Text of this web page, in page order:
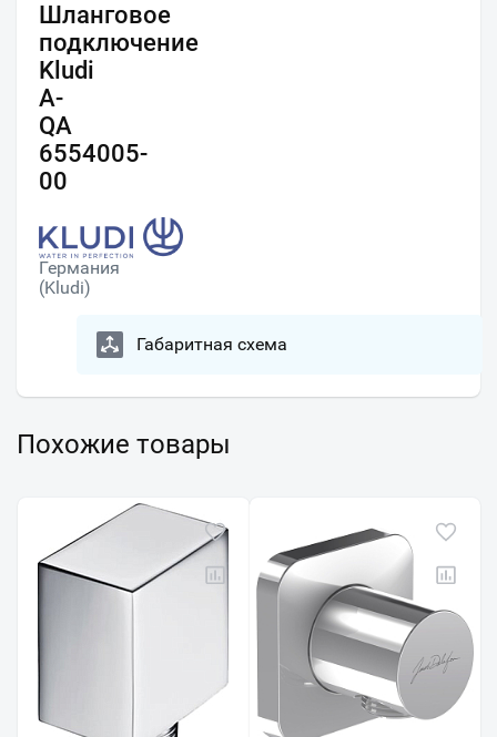
Шланговое
подключение
Kludi
A-
QA
6554005-
00
Германия
(Kludi)
Габаритная схема
Похожие товары